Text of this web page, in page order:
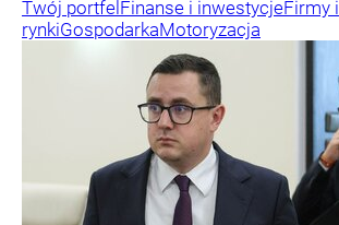
Twój portfelFinanse i inwestycjeFirmy i
rynkiGospodarkaMotoryzacja